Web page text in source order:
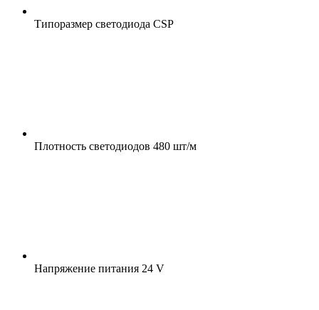
Типоразмер светодиода CSP
Плотность светодиодов 480 шт/м
Напряжение питания 24 V